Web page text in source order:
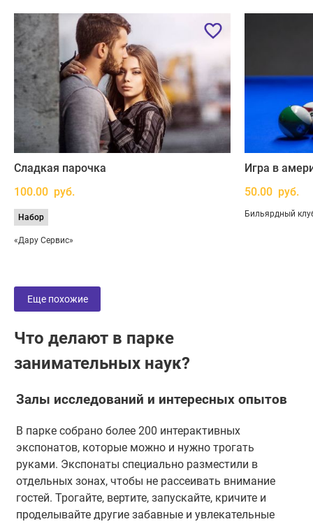
Сладкая парочка
100.00 руб.
Набор
«Дару Сервис»
Игра в
50.00 руб.
Бильярдный
Еще похожие
Что делают в парке
занимательных наук?
Залы исследований и интересных опытов
В парке собрано более 200 интерактивных
экспонатов, которые можно и нужно трогать
руками. Экспонаты специально разместили в
отдельных зонах, чтобы не рассеивать внимание
гостей. Трогайте, вертите, запускайте, кричите и
проделывайте другие забавные и увлекательные